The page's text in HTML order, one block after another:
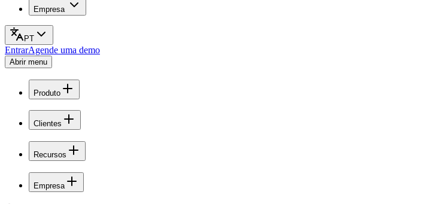
Empresa
PT
EntrarAgende uma demo
Abrir menu
Produto
Clientes
Recursos
Empresa